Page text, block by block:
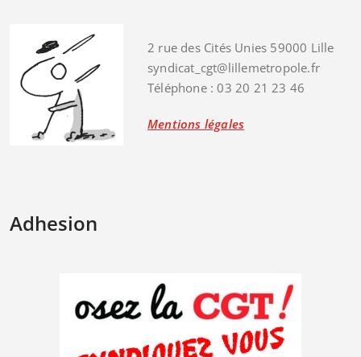
2 rue des Cités Unies 59000 Lille
syndicat_cgt@lillemetropole.fr
Téléphone : 03 20 21 23 46
Mentions légales
Adhesion